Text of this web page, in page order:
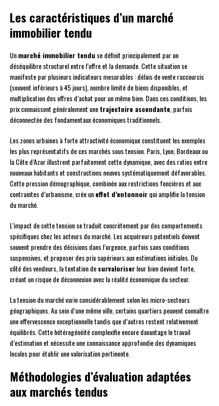
Les caractéristiques d’un marché
immobilier tendu
Unmarché immobilier tendu se définit principalement par un
déséquilibre structurel entre l’offre et la demande. Cette situation se
manifeste par plusieurs indicateurs mesurables : délais de vente raccourcis
(souvent inférieurs à 45 jours), nombre limité de biens disponibles, et
multiplication des offres d’achat pour un même bien. Dans ces conditions, les
prix connaissent généralement unetrajectoire ascendante , parfois
déconnectée des fondamentaux économiques traditionnels.
Les zones urbaines à forte attractivité économique constituent les exemples
les plus représentatifs de ces marchés sous tension. Paris, Lyon, Bordeaux ou
la Côte d’Azur illustrent parfaitement cette dynamique, avec des ratios entre
nouveaux habitants et constructions neuves systématiquement défavorables.
Cette pression démographique, combinée aux restrictions foncières et aux
contraintes d’urbanisme, crée uneffet d’entonnoirqui amplifie la tension
du marché.
L’impact de cette tension se traduit concrètement par des comportements
spécifiques chez les acteurs du marché. Les acquéreurs potentiels doivent
souvent prendre des décisions dans l’urgence, parfois sans conditions
suspensives, et proposer des prix supérieurs aux estimations initiales. Du
côté des vendeurs, la tentation desurvaloriserleur bien devient forte,
créant un risque de déconnexion avec la réalité économique du secteur.
La tension du marché varie considérablement selon les micro-secteurs
géographiques. Au sein d’une même ville, certains quartiers peuvent connaître
une effervescence exceptionnelle tandis que d’autres restent relativement
équilibrés. Cette hétérogénéité complexifie encore davantage le travail
d’estimation et nécessite une connaissance approfondie des dynamiques
locales pour établir une valorisation pertinente.
Méthodologies d’évaluation adaptées
aux marchés tendus